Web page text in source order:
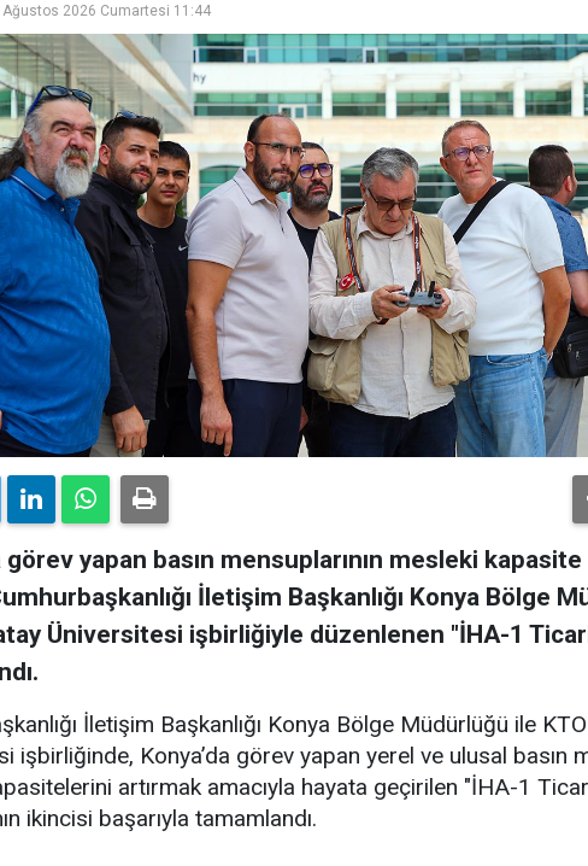
Ağustos 2026 Cumartesi 11:44
görev yapan basın mensuplarının mesleki
İletişim Başkanlığı Konya Bölge
Üniversitesi işbirliğiyle düzenlenen "İHA-1
İletişim Başkanlığı Konya Bölge Müdürlüğü ile
işbirliğinde, Konya’da görev yapan yerel ve ulusal basın
artırmak amacıyla hayata geçirilen "İHA-1
ikincisi başarıyla tamamlandı.